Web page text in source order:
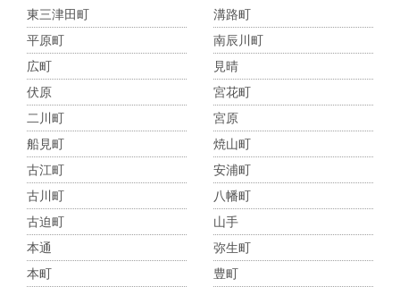
東三津田町
平原町
広町
伏原
二川町
船見町
古江町
古川町
古迫町
本通
本町
溝路町
南辰川町
見晴
宮花町
宮原
焼山町
安浦町
八幡町
山手
弥生町
豊町